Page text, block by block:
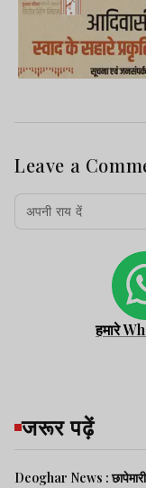
Leave a
हमारे
जरूर पढ़ें
Deoghar News :